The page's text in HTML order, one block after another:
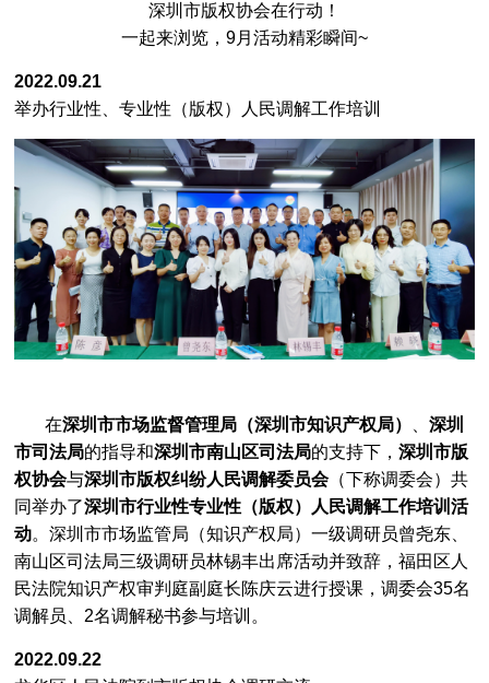
深圳市市场监督管理局关于发布2025年度知识产权领域专项资金（保护类）评审制项目申报指南的通知
深圳市市场监督管理局关于开展深圳市2025年知识产权领域专项资金核准制项目申报工作的通知 [2025-06-06]
《广东省版权专家库管理办法（试行）》正式发布 [2025-05-27]
深圳市版权协会进驻第二十一届文博会版权工作站 [2025-05-23]
“知识产权与音乐：感受知识产权的节拍” 知识产权宣传周主题活动在深圳大学成功举办 [2025-04-25]
报名倒计时 | 香港国际授权展×亚洲授权业会议！席位有限，立即锁定→ [2025-03-26]
会员风采 | 家喻户晓，孩子爱看 ~这部高收视精品动画，来自深圳！ | 城市英雄191期 [2025-03-13]
深圳市市场监督管理局关于公开征集深圳市2024年度知识产权十大事件的通知 [2025-01-10]
第三届深圳市版权协会专家鉴定委员会鉴定专家名单公示 [2025-01-10]
盘点2024的版权记忆：百舸争流 逐梦笃行 [2025-01-03]
报名通知 | 2024年香港秋季电子产品展 [2024-09-12]
[2024-09-12]
深圳市版权协会在行动！
一起来浏览，9月活动精彩瞬间~
2022.09.21
举办行业性、专业性（版权）人民调解工作培训
在深圳市市场监督管理局（深圳市知识产权局） 、深圳
市司法局的指导和深圳市南山区司法局的支持下，深圳市版
权协会与深圳市版权纠纷人民调解委员会（下称调委会）共
同举办了深圳市行业性专业性（版权）人民调解工作培训活
动。深圳市市场监管局（知识产权局）一级调研员曾尧东、
南山区司法局三级调研员林锡丰出席活动并致辞，福田区人
民法院知识产权审判庭副庭长陈庆云进行授课，调委会35名
调解员、2名调解秘书参与培训。
2022.09.22